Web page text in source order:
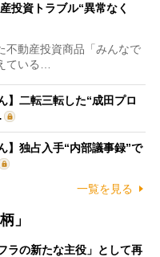
投資トラブル“異常なく
動産投資商品「みんなで
ている…
】二転三転した“成田プロ
】独占入手“内部議事録”で
一覧を見る
」
ラの新たな主役」として再